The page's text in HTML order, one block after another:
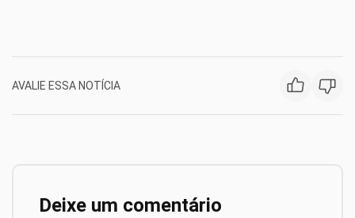
AVALIE ESSA NOTÍCIA
Deixe um comentário